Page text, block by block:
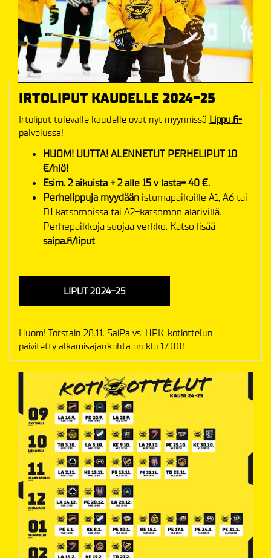
IRTOLIPUT KAUDELLE 2024-25
Irtoliput tulevalle kaudelle ovat nyt myynnissä Lippu.fi-
palvelussa!
HUOM! UUTTA! ALENNETUT PERHELIPUT 10
€/hlö!
Esim. 2 aikuista + 2 alle 15 v lasta= 40 €.
Perhelippuja myydään istumapaikoille A1, A6 tai
D1 katsomoissa tai A2-katsomon alarivillä.
Perhepaikkoja suojaa verkko. Katso lisää
saipa.fi/liput
LIPUT 2024-25
Huom! Torstain 28.11. SaiPa vs. HPK-kotiottelun
päivitetty alkamisajankohta on klo 17:00!